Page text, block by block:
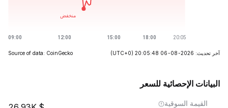
آخر تحديث: 2026-08-06 20:05:48 (UTC+0)
Source of data: CoinGecko
البيانات الإحصائية للسعر
القيمة السوقية